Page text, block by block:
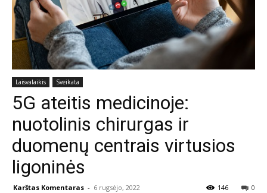
Laisvalaikis Sveikata
5G ateitis medicinoje:
nuotolinis chirurgas ir
duomenų centrais virtusios
ligoninės
Karštas Komentaras - 6 rugsėjo, 2022 0
146